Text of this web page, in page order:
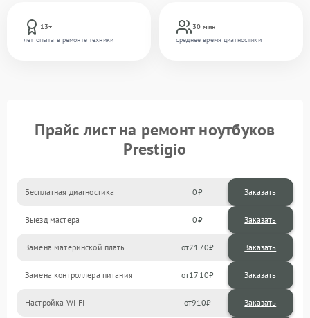
13+
лет опыта в ремонте техники
30 мин
среднее время диагностики
Прайс лист на ремонт ноутбуков
Prestigio
Бесплатная диагностика 0 Заказать
Выезд мастера 0 Заказать
Замена материнской платы 2170
Замена контроллера питания 1710
Настройка Wi-Fi 910